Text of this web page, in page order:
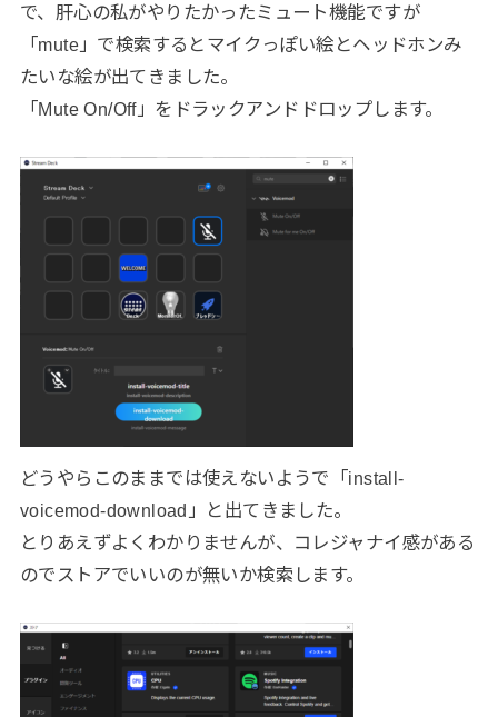
で、肝心の私がやりたかったミュート機能ですが
「mute」で検索するとマイクっぽい絵とヘッドホンみ
たいな絵が出てきました。
「Mute On/Off」をドラックアンドドロップします。
どうやらこのままでは使えないようで「install-
voicemod-download」と出てきました。
とりあえずよくわかりませんが、コレジャナイ感がある
のでストアでいいのが無いか検索します。